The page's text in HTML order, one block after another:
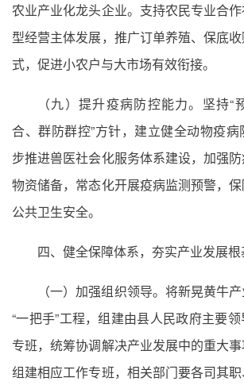
农业产业化龙头企业。支持农民专业合
型经营主体发展，推广订单养殖、保底
式，促进小农户与大市场有效衔接。
（九）提升疫病防控能力。坚持“
合、群防群控”方针，建立健全动物疫
步推进兽医社会化服务体系建设，加强
物资储备，常态化开展疫病监测预警，
公共卫生安全。
四、健全保障体系，夯实产业发展
（一）加强组织领导。将新晃黄牛
“一把手”工程，组建由县人民政府主要
专班，统筹协调解决产业发展中的重大
组建相应工作专班，相关部门要各司其